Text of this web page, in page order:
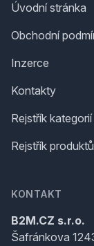
Úvodní stránka
Obchodní
Inzerce
Kontakty
Rejstřík kategorií
Rejstřík produktů
KONTAKT
B2M.CZ s.r.o.
Šafránkova